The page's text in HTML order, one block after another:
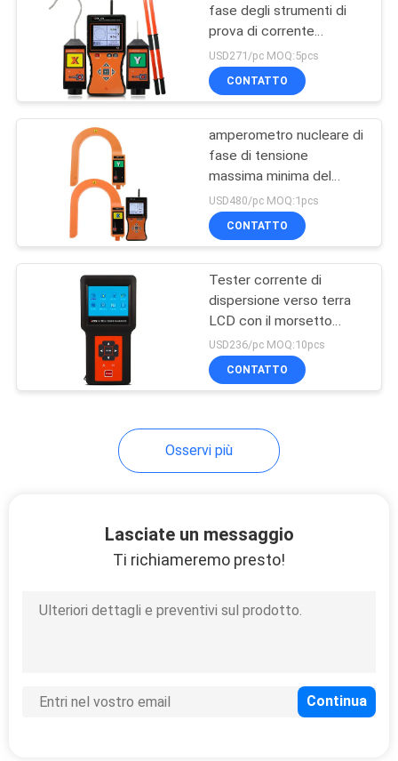
Generatore di
funzioni del segnale
Metri multifunzionali
dell'ambiente
Power
Metri di LCR Digital
fase degli strumenti di
prova di corrente
elettrica della radio
433MHz
USD271/pc MOQ:5pcs
CONTATTO
amperometro nucleare di
fase di tensione
massima minima del
tester di 20000A Electric
Power
USD480/pc MOQ:1pcs
CONTATTO
Tester corrente di
dispersione verso terra
LCD con il morsetto
corrente di grande
calibro
USD236/pc MOQ:10pcs
CONTATTO
Osservi più
Lasciate un messaggio
Ti richiameremo presto!